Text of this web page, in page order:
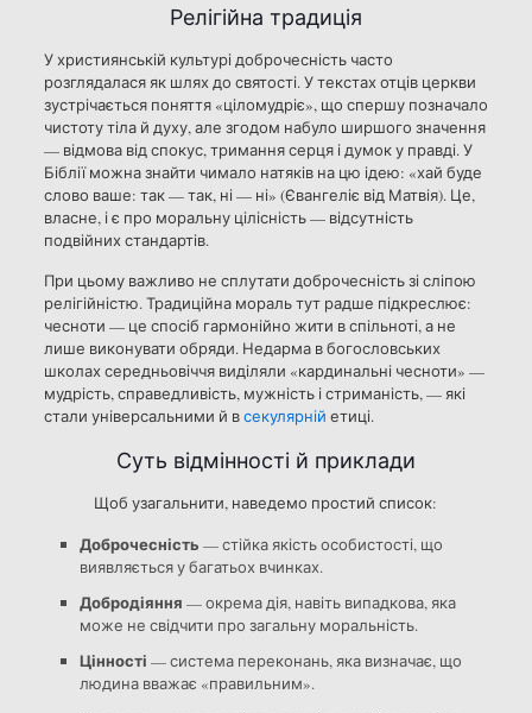
Релігійна традиція
У християнській культурі доброчесність часто
розглядалася як шлях до святості. У текстах отців церкви
зустрічається поняття «ціломудріє», що спершу позначало
чистоту тіла й духу, але згодом набуло ширшого значення
— відмова від спокус, тримання серця і думок у правді. У
Біблії можна знайти чимало натяків на цю ідею: «хай буде
слово ваше: так — так, ні — ні» (Євангеліє від Матвія). Це,
власне, і є про моральну цілісність — відсутність
подвійних стандартів.
При цьому важливо не сплутати доброчесність зі сліпою
релігійністю. Традиційна мораль тут радше підкреслює:
чесноти — це спосіб гармонійно жити в спільноті, а не
лише виконувати обряди. Недарма в богословських
школах середньовіччя виділяли «кардинальні чесноти» —
мудрість, справедливість, мужність і стриманість, — які
стали універсальними й всекулярній етиці.
Суть відмінності й приклади
Щоб узагальнити, наведемо простий список:
Доброчесність — стійка якість особистості, що
виявляється у багатьох вчинках.
Добродіяння — окрема дія, навіть випадкова, яка
може не свідчити про загальну моральність.
Цінності — система переконань, яка визначає, що
людина вважає «правильним».